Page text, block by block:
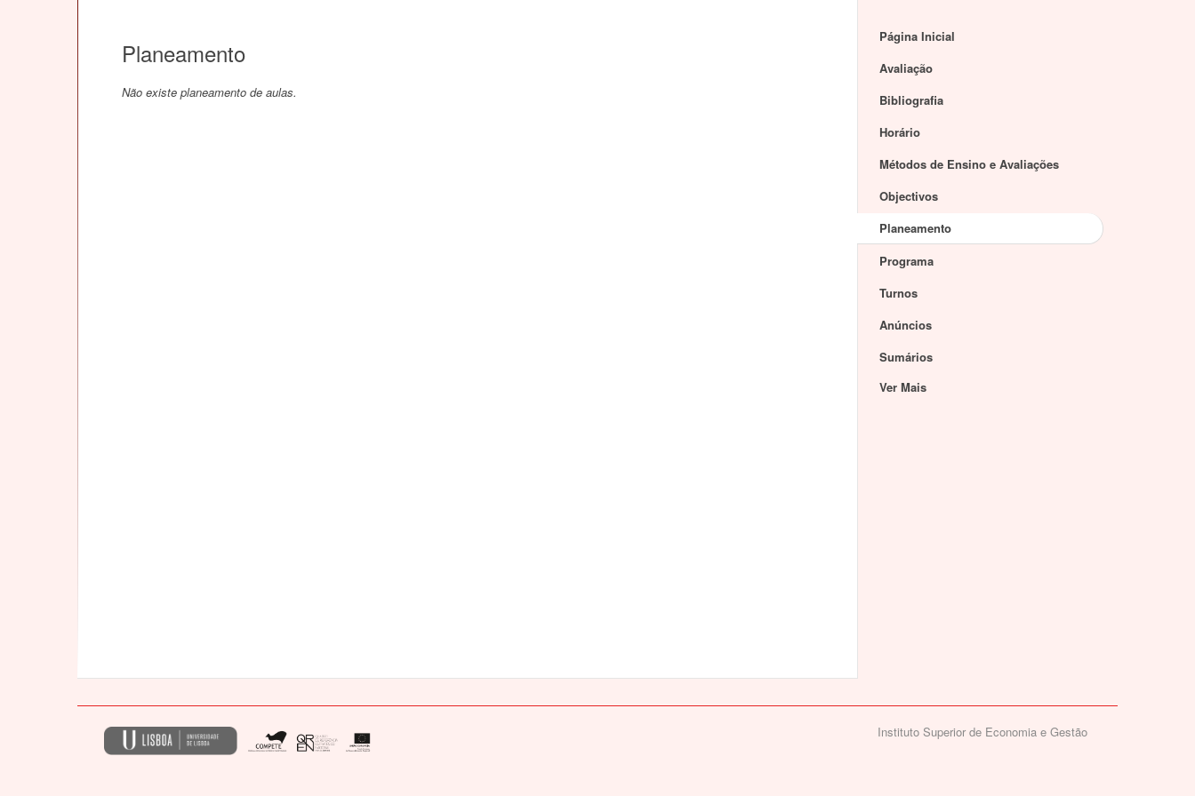
Planeamento
Não existe planeamento de aulas.
Página Inicial
Avaliação
Bibliografia
Horário
Métodos de Ensino e Avaliações
Objectivos
Planeamento
Programa
Turnos
Anúncios
Sumários
Ver Mais
Instituto Superior de Economia e Gestão